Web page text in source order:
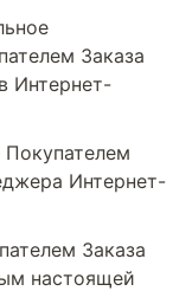
Заказа
Интернет-
Интернет-
Заказа
настоящей